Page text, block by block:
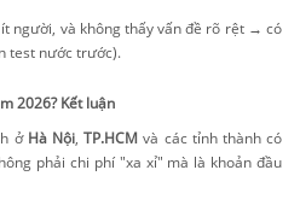
người, và không thấy vấn đề rõ rệt → có
test nước trước).
2026? Kết luận
ở Hà Nội,TP.HCM và các tỉnh thành có
phải chi phí "xa xỉ" mà là khoản đầu